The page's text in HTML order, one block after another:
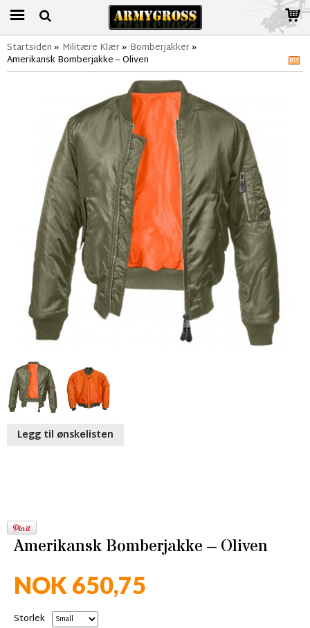
Startsiden» Militære Klær» Bomberjakker»
Amerikansk Bomberjakke – Oliven
Legg til ønskelisten
Amerikansk Bomberjakke – Oliven
NOK 650,75
Storlek